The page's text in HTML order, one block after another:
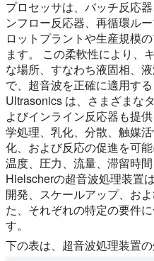
プロセッサは、バッチ反応
ンフロー反応器、再循環ル
ロットプラントや生産規模
ます。 この柔軟性により、
な場所、すなわち液固相、
で、超音波を正確に適用す
Ultrasonics は、さまざまな
よびインライン反応器も提
学処理、乳化、分散、触媒
化、および反応の促進を可
温度、圧力、流量、滞留時
Hielscherの超音波処理装置
開発、スケールアップ、お
た、それぞれの特定の要件
す。
下の表は、超音波処理装置